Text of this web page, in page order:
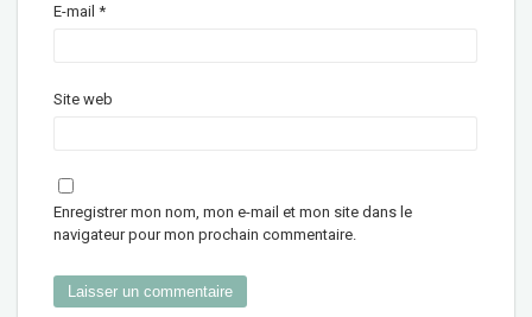
E-mail *
Site web
Enregistrer mon nom, mon e-mail et mon site dans le
navigateur pour mon prochain commentaire.